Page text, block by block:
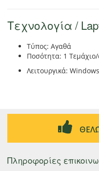
Τεχνολογία /
Τύπος: Αγαθά
Ποσότητα: 1
Λειτουργικά: Windows
Πληροφορίες